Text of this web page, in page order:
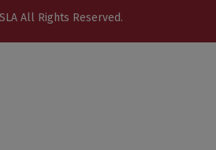
All Rights Reserved.